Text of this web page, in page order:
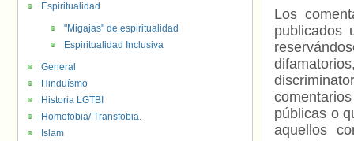
Los
publicados
públicas o
aquellos
Espiritualidad
"Migajas" de espiritualidad
Espiritualidad Inclusiva
General
Hinduísmo
Historia LGTBI
Homofobia/ Transfobia.
Islam